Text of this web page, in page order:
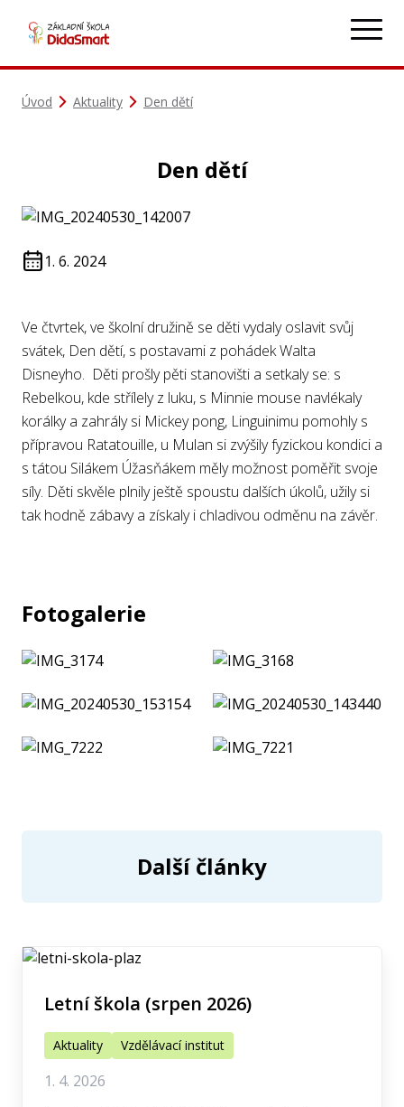
Úvod Aktuality Den dětí
Den dětí
1. 6. 2024
Ve čtvrtek, ve školní družině se děti vydaly oslavit svůj
svátek, Den dětí, s postavami z pohádek Walta
Disneyho. Děti prošly pěti stanovišti a setkaly se: s
Rebelkou, kde střílely z luku, s Minnie mouse navlékaly
korálky a zahrály si Mickey pong, Linguinimu pomohly s
přípravou Ratatouille, u Mulan si zvýšily fyzickou kondici a
s tátou Silákem Úžasňákem měly možnost poměřit svoje
síly. Děti skvěle plnily ještě spoustu dalších úkolů, užily si
tak hodně zábavy a získaly i chladivou odměnu na závěr.
Fotogalerie
Další články
Letní škola (srpen 2026)
Aktuality Vzdělávací institut
1. 4. 2026